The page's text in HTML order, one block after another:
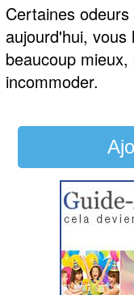
Certaines
aujourd'hui, vous
beaucoup
incommoder.